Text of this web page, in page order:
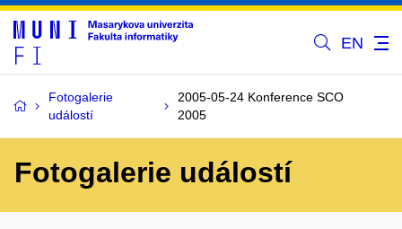
EN
Fotogalerie
událostí
2005-05-24 Konference SCO
2005
Fotogalerie událostí